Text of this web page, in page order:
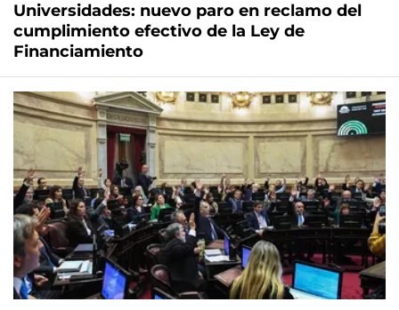
Universidades: nuevo paro en reclamo del
cumplimiento efectivo de la Ley de
Financiamiento